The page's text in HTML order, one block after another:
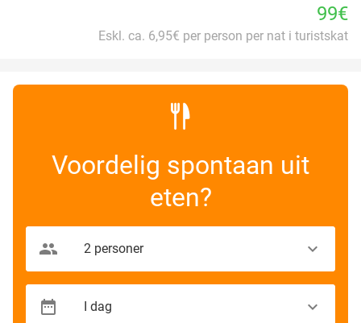
99€
Eskl. ca. 6,95€ per person per nat i turistskat
Voordelig spontaan uit
eten?